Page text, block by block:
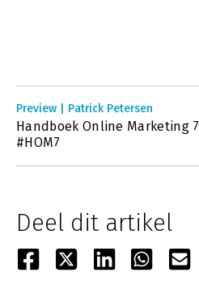
Preview | Patrick Petersen
Handboek Online Marketing
#HOM7
Deel dit artikel